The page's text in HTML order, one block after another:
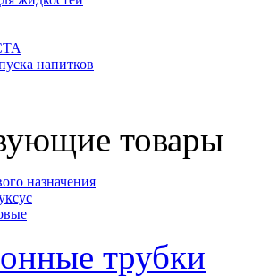
напитков
товары
назначения
трубки